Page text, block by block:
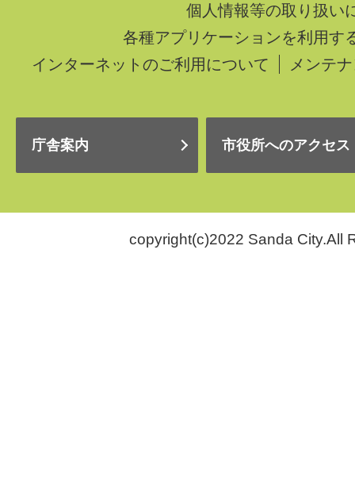
個人情報等の取り扱い
各種アプリケーションを利用す
インターネットのご利用について
メンテ
庁舎案内 市役所へのアクセス
copyright(c)2022 Sanda City.All